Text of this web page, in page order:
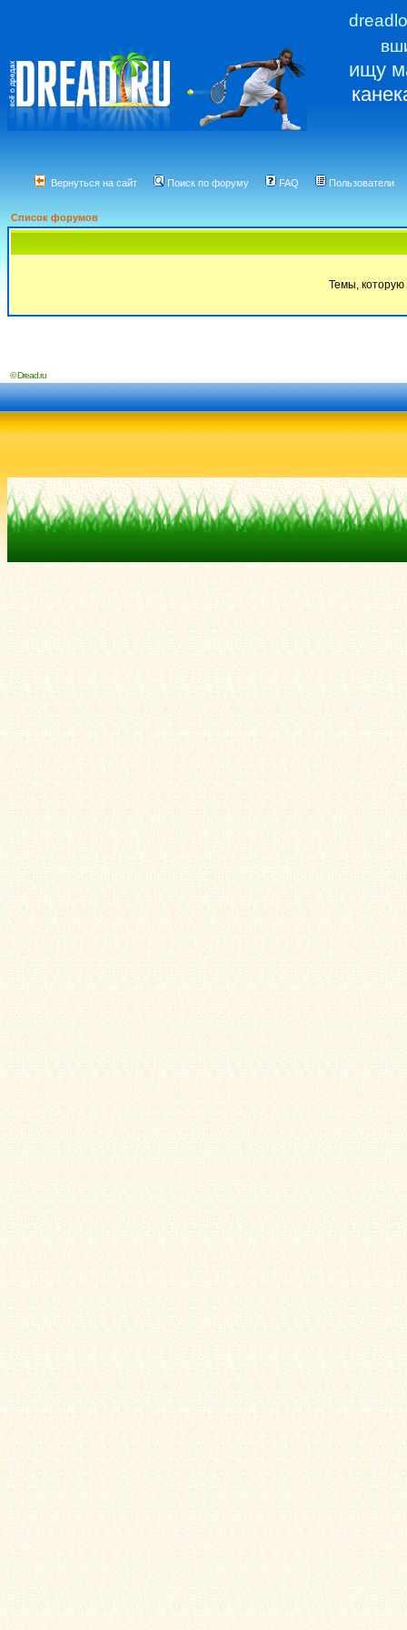
ищу
Вернуться на сайт Поиск по форуму FAQ Пользователи
Список форумов
Темы, которую
© Dread.ru